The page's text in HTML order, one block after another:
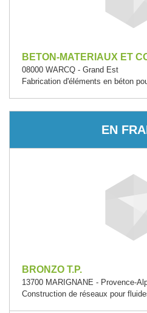
BETON-MATERIAUX ET
08000 WARCQ - Grand Est
Fabrication d'éléments en béton
EN
BRONZO T.P.
13700 MARIGNANE - Provence-
Construction de réseaux pour